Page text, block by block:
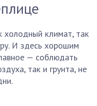
холодный климат, так
И здесь хорошим
— соблюдать
так и грунта, не